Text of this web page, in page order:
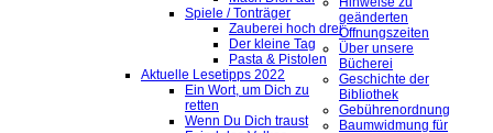
Spiele / Tonträger
Zauberei hoch drei
Der kleine Tag
Pasta & Pistolen
Aktuelle Lesetipps 2022
Ein Wort, um Dich zu
retten
Wenn Du Dich traust
geänderten
Öffnungszeiten
Über unsere
Bücherei
Geschichte der
Bibliothek
Gebührenordnung
Baumwidmung für